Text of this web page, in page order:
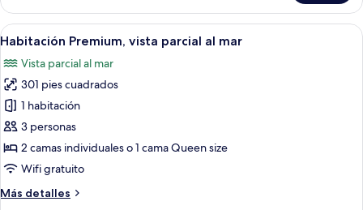
junior
(Bosphorus
View)
Abrir
todas
las
fotos
de
Habitación
Premium,
vista
parcial
al
Una habitación de hotel con una
5
Habitación Premium, vista parcial al mar
Vista parcial al mar
301 pies cuadrados
1 habitación
3 personas
2 camas individuales o 1 cama Queen size
Wifi gratuito
Más detalles
Más